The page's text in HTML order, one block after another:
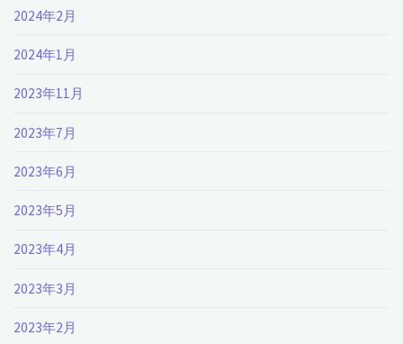
2024年2月
2024年1月
2023年11月
2023年7月
2023年6月
2023年5月
2023年4月
2023年3月
2023年2月